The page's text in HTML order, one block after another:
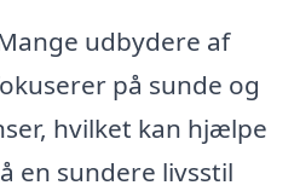
udbydere af
på sunde og
hvilket kan hjælpe
en sundere livsstil